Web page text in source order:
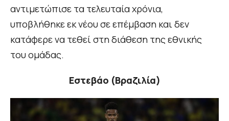
αντιμετώπισε τα τελευταία χρόνια,
υποβλήθηκε εκ νέου σε επέμβαση και δεν
κατάφερε να τεθεί στη διάθεση της εθνικής
του ομάδας.
Εστεβάο (Βραζιλία)